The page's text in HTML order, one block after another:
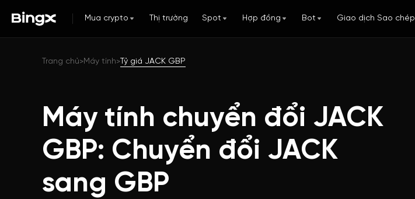
Mua crypto Thị trường Spot Hợp đồng Bot Giao dịch Sao chép
Trang chủ>Máy tính> Tỷ giá JACK GBP
Máy tính chuyển đổi JACK
GBP: Chuyển đổi JACK
sang GBP